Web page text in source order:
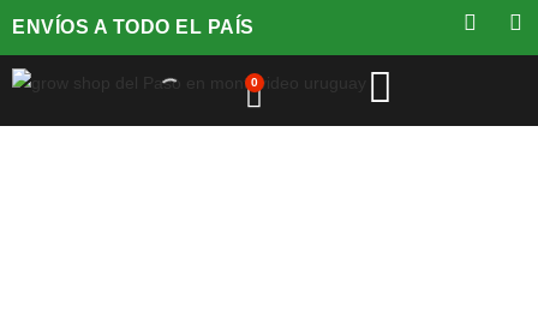
ENVÍOS A TODO EL PAÍS
0